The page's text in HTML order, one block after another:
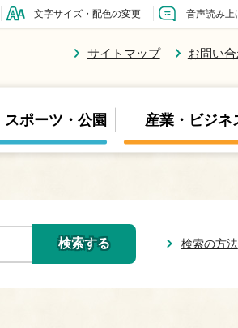
文字サイズ・配色の変更 音声読み上
サイトマップ お問い
スポーツ・公園 産業・ビジネ
検索の方法